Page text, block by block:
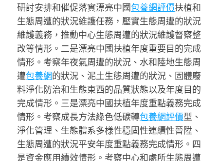
研討安排和催促落實漂亮中國包養網評價扶植和
生態周遭的狀況維護任務，壓實生態周遭的狀況
維護義務，推動中心生態周遭的狀況維護督察整
改等情形。二是漂亮中國扶植年度重要目的完成
情形。考察年夜氣周遭的狀況、水和陸地生態周
遭包養網的狀況、泥土生態周遭的狀況、固體廢
料淨化防治和生態東西的品質狀態以及年度目的
完成情形。三是漂亮中國扶植年度重點義務完成
情形。考察成長方法綠色低碳轉包養網評價型、
淨化管理、生態體系多樣性穩固性連續性晉陞、
生態周遭的狀況平安年度重點義務完成情形。四
是資金應用績效情形。考察中心和處所生態周遭